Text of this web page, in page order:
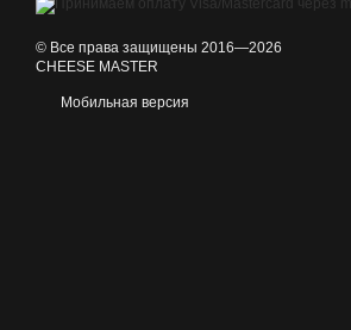
© Все права защищены 2016—2026
CHEESE MASTER
Мобильная версия